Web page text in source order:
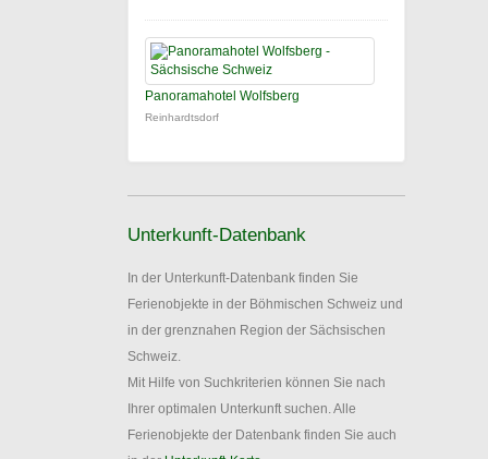
Panoramahotel Wolfsberg
Reinhardtsdorf
Unterkunft-Datenbank
In der Unterkunft-Datenbank finden Sie
Ferienobjekte in der Böhmischen Schweiz und
in der grenznahen Region der Sächsischen
Schweiz.
Mit Hilfe von Suchkriterien können Sie nach
Ihrer optimalen Unterkunft suchen. Alle
Ferienobjekte der Datenbank finden Sie auch